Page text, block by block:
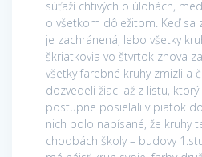
súťaží chtivých o úlohách,
o všetkom dôležitom. Keď sa
je zachránená, lebo všetky
škriatkovia vo štvrtok znova
všetky farebné kruhy zmizli a
dozvedeli žiaci až z listu,
postupne posielali v piatok
nich bolo napísané, že kruhy
chodbách školy – budovy